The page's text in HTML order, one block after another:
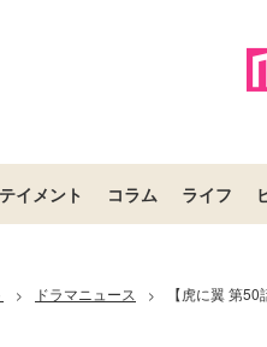
イメント コラム ライフ
> ドラマニュース >
【虎に翼 第